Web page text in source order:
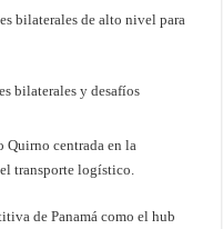
bilaterales de alto nivel para
bilaterales y desafíos
Quirno centrada en la
transporte logístico.
de Panamá como el hub